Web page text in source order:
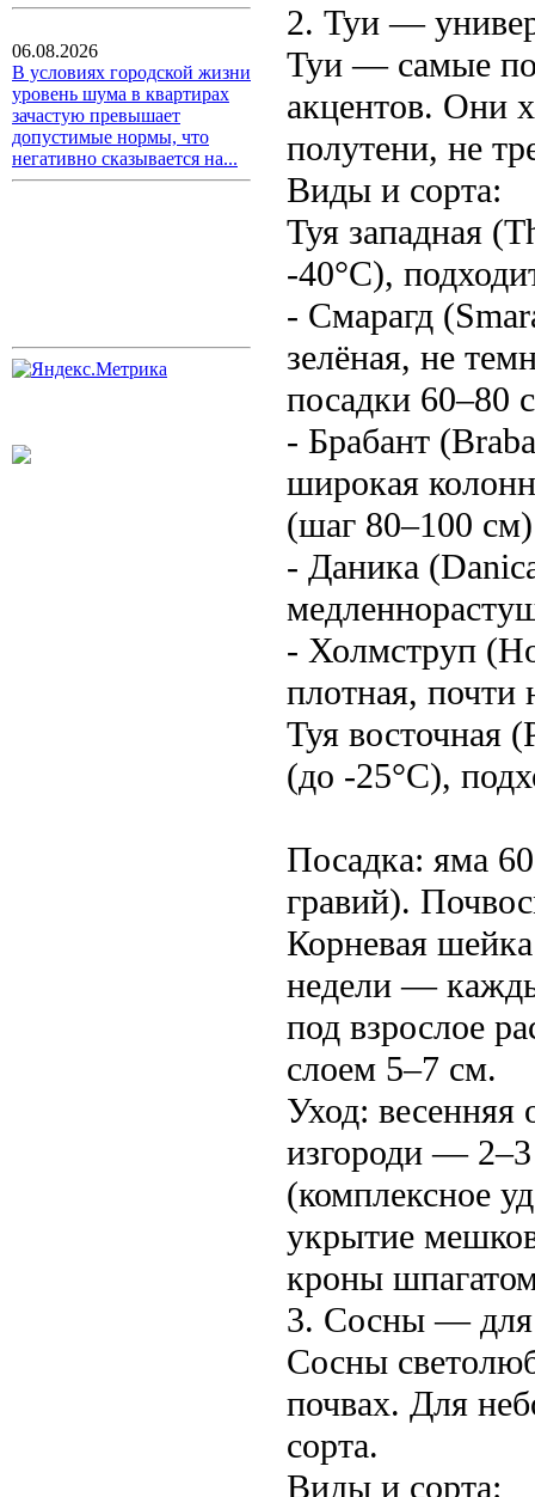
06.08.2026
В условиях городской жизни
уровень шума в квартирах
зачастую превышает
допустимые нормы, что
негативно сказывается на...
2. Туи —
Туи — самые
акцентов. Они
полутени, не
Виды и сорта:
Туя западная
-40°C),
- Смарагд
зелёная, не
посадки 60–80
- Брабант
широкая
(шаг 80–100
- Даника
- Холмструп
плотная, почти
Туя восточная
(до -25°C),
Посадка: яма
гравий).
Корневая
недели —
под взрослое
слоем 5–7 см.
Уход: весенняя
изгороди — 2–3
(комплексное
укрытие
кроны
3. Сосны — для
Сосны
почвах. Для
сорта.
Виды и сорта: